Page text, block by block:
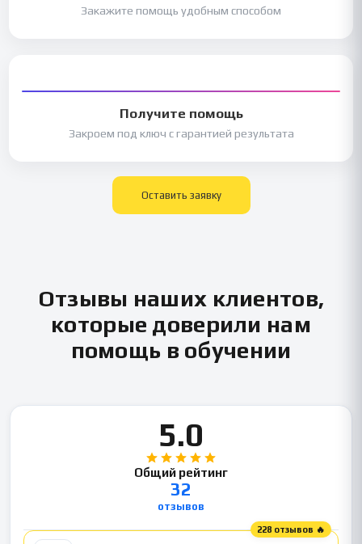
Закажите помощь удобным способом
Получите помощь
Закроем под ключ с гарантией результата
Оставить заявку
Отзывы наших клиентов,
которые доверили нам
помощь в обучении
5.0
Общий рейтинг
32
отзывов
228 отзывов 🔥